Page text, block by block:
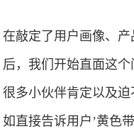
在敲定了用户画像、
后，我们开始直面这个
很多小伙伴肯定以及
如直接告诉用户’黄色